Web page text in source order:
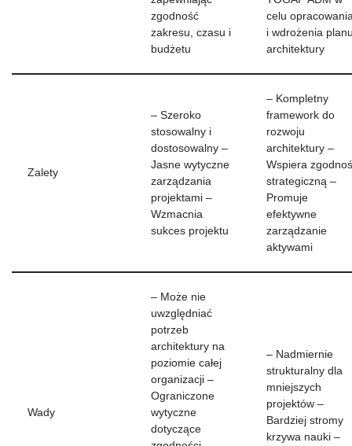
zgodność
zakresu, czasu i
budżetu
celu
i wdrożenia
architektury
Zalety
– Szeroko
stosowalny i
dostosowalny –
Jasne wytyczne
zarządzania
projektami –
Wzmacnia
sukces projektu
– Kompletny
framework do
rozwoju
architektury –
Wspiera
strategiczną –
Promuje
efektywne
zarządzanie
aktywami
Wady
– Może nie
uwzględniać
potrzeb
architektury na
poziomie całej
organizacji –
Ograniczone
wytyczne
dotyczące
– Nadmiernie
strukturalny dla
mniejszych
projektów –
Bardziej stromy
krzywa nauki –